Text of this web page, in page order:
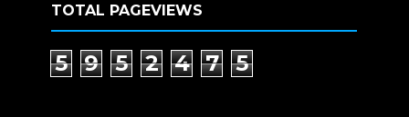
TOTAL PAGEVIEWS
5 9 5 2 4 7 5